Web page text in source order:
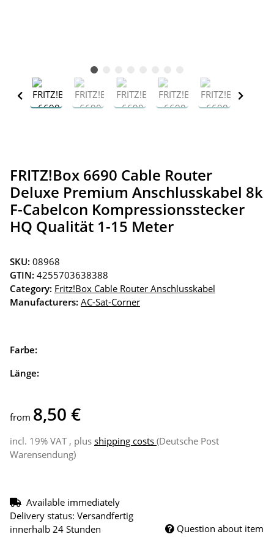
FRITZ!Box 6690 Cable Router
Deluxe Premium Anschlusskabel 8k
F-Cabelcon Kompressionsstecker
HQ Qualität 1-15 Meter
SKU: 08968
GTIN: 4255703638388
Category: Fritz!Box Cable Router Anschlusskabel
Manufacturers: AC-Sat-Corner
Farbe:
Länge:
from 8,50 €
incl. 19% VAT , plus shipping costs (Deutsche Post
Warensendung)
Available immediately
Delivery status: Versandfertig
innerhalb 24 Stunden
Question about item